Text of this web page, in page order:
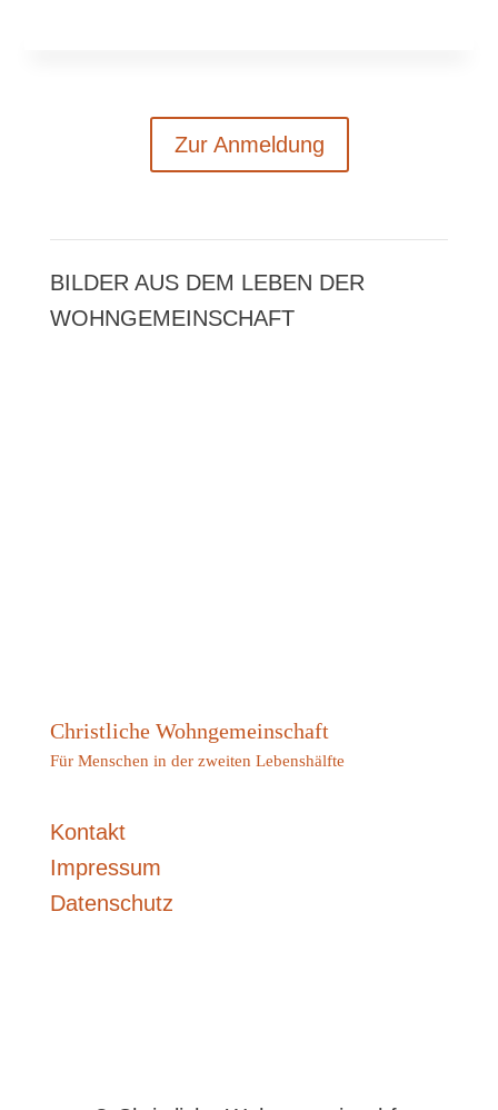
Zur Anmel­dung
BIL­DER AUS DEM LEBEN DER
WOHNGEMEINSCHAFT
Christliche Wohngemeinschaft
Für Menschen in der zweiten Lebenshälfte
Kontakt
Impressum
Datenschutz